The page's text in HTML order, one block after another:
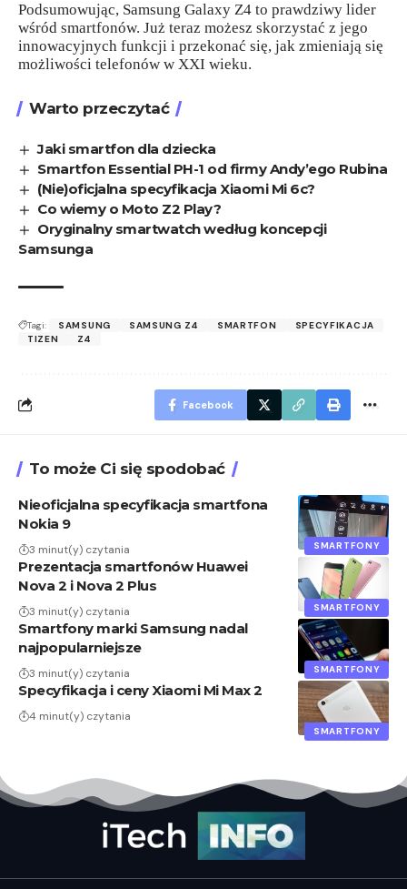
Podsumowując, Samsung Galaxy Z4 to prawdziwy lider
wśród smartfonów. Już teraz możesz skorzystać z jego
innowacyjnych funkcji i przekonać się, jak zmieniają się
możliwości telefonów w XXI wieku.
Warto przeczytać
Jaki smartfon dla dziecka
Smartfon Essential PH-1 od firmy Andy’ego Rubina
(Nie)oficjalna specyfikacja Xiaomi Mi 6c?
Co wiemy o Moto Z2 Play?
Oryginalny smartwatch według koncepcji
Samsunga
Tagi: SAMSUNG SAMSUNG Z4 SMARTFON
SPECYFIKACJA
TIZEN
Z4
Facebook
To może Ci się spodobać
SMARTFONY
Nieoficjalna specyfikacja smartfona
Nokia 9
3 minut(y) czytania
SMARTFONY
Prezentacja smartfonów Huawei
Nova 2 i Nova 2 Plus
3 minut(y) czytania
SMARTFONY
Smartfony marki Samsung nadal
najpopularniejsze
3 minut(y) czytania
SMARTFONY
Specyfikacja i ceny Xiaomi Mi Max 2
4 minut(y) czytania